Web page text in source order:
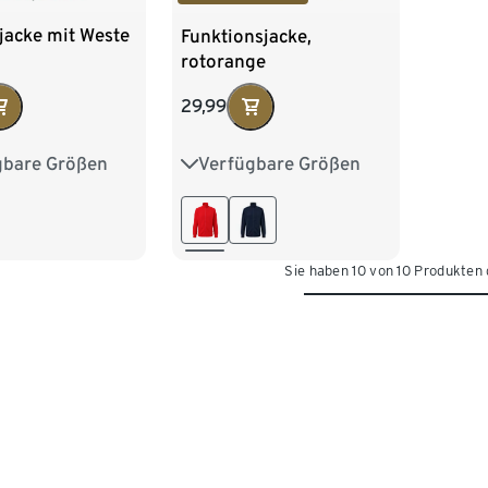
mit Weste
Größen
M 48/50
Funktionsjacke,
rotorange
29,99
Verfügbare Größen
S 44/46 M 48/50
L 52/54
Sie haben 10 von 10 Produkten